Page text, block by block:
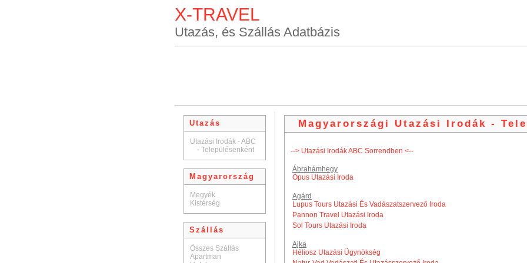
X-TRAVEL
Utazás, és Szállás Adatbázis
Utazás
Utazási Irodák - ABC
- Településenként
Magyarország
Megyék
Kistérség
Szállás
Összes Szállás
Apartman
Magyarországi Utazási Irodák -
--> Utazási Irodák ABC Sorrendben <--
Ábrahámhegy
Opus Utazási Iroda
Agárd
Lupus Tours Utazási És Vadászatszervező Iroda
Pannon Travel Utazási Iroda
Sol Tours Utazási Iroda
Ajka
Héliosz Utazási Ügynökség